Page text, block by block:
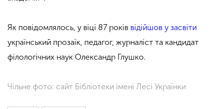
Як повідомлялось, у віці 87 років відійшов у засвіти
український прозаїк, педагог, журналіст та кандидат
філологічних наук Олександр Глушко.
Чільне фото: сайт Бібліотеки імені Лесі Українки